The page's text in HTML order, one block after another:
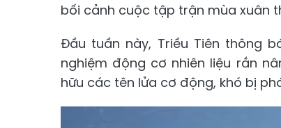
bối cảnh cuộc tập trận mùa xuân
Đầu tuần này, Triều Tiên thông
nghiệm động cơ nhiên liệu rắn
hữu các tên lửa cơ động, khó bị